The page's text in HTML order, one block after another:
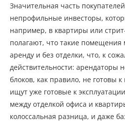
Значительная часть
непрофильные инвесторы,
например, в квартиры или
полагают, что такие помещения
аренду и без отделки, что, к
действительности: арендаторы
блоков, как правило, не готовы
ищут уже готовые к
между отделкой офиса и
колоссальная разница, и даже